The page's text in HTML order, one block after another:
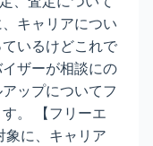
キャリアについ
いるけどこれで
ザーが相談にの
ップについてフ
。 【フリーエ
象に、キャリア